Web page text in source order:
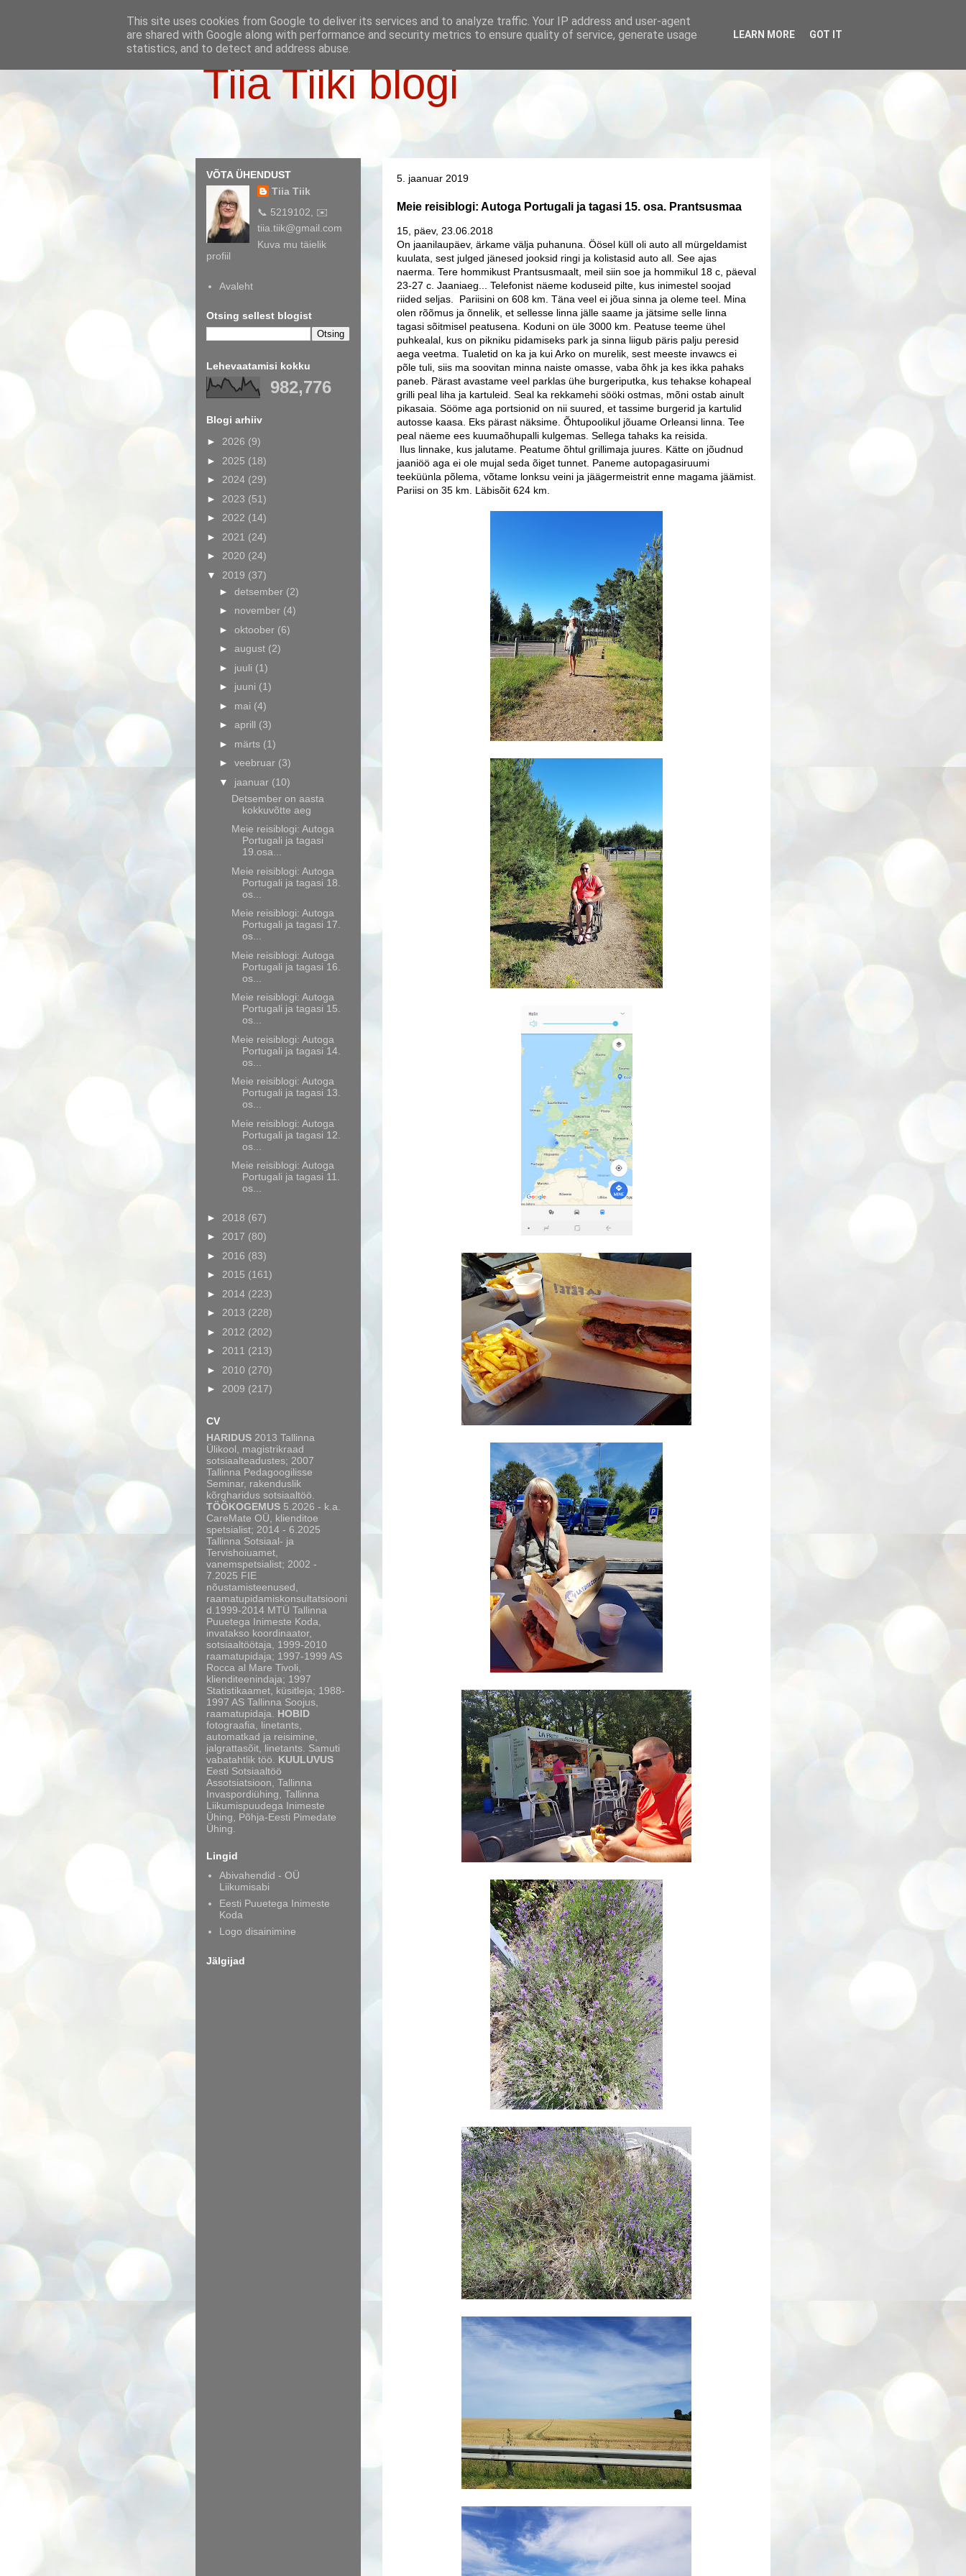
Tiia Tiiki blogi
5. jaanuar 2019
Meie reisiblogi: Autoga Portugali ja tagasi 15. osa. Prantsusmaa
15, päev, 23.06.2018
On jaanilaupäev, ärkame välja puhanuna. Öösel küll oli auto all mürgeldamist
kuulata, sest julged jänesed jooksid ringi ja kolistasid auto all. See ajas
naerma. Tere hommikust Prantsusmaalt, meil siin soe ja hommikul 18 c, päeval
23-27 c. Jaaniaeg... Telefonist näeme koduseid pilte, kus inimestel soojad
riided seljas. Pariisini on 608 km. Täna veel ei jõua sinna ja oleme teel. Mina
olen rõõmus ja õnnelik, et sellesse linna jälle saame ja jätsime selle linna
tagasi sõitmisel peatusena. Koduni on üle 3000 km. Peatuse teeme ühel
puhkealal, kus on pikniku pidamiseks park ja sinna liigub päris palju peresid
aega veetma. Tualetid on ka ja kui Arko on murelik, sest meeste invawcs ei
põle tuli, siis ma soovitan minna naiste omasse, vaba õhk ja kes ikka pahaks
paneb. Pärast avastame veel parklas ühe burgeriputka, kus tehakse kohapeal
grilli peal liha ja kartuleid. Seal ka rekkamehi sööki ostmas, mõni ostab ainult
pikasaia. Sööme aga portsionid on nii suured, et tassime burgerid ja kartulid
autosse kaasa. Eks pärast näksime. Õhtupoolikul jõuame Orleansi linna. Tee
peal näeme ees kuumaõhupalli kulgemas. Sellega tahaks ka reisida.
Ilus linnake, kus jalutame. Peatume õhtul grillimaja juures. Kätte on jõudnud
jaaniöö aga ei ole mujal seda õiget tunnet. Paneme autopagasiruumi
teeküünla põlema, võtame lonksu veini ja jäägermeistrit enne magama jäämist.
Pariisi on 35 km. Läbisõit 624 km.
VÕTA ÜHENDUST
Tiia Tiik
📞 5219102, ✉️
tiia.tiik@gmail.com
Kuva mu täielik
profiil
Avaleht
Otsing sellest blogist
Lehevaatamisi kokku
982,776
Blogi arhiiv
► 2026 (9)
► 2025 (18)
► 2024 (29)
► 2023 (51)
► 2022 (14)
► 2021 (24)
► 2020 (24)
▼ 2019 (37)
► detsember (2)
► november (4)
► oktoober (6)
► august (2)
► juuli (1)
► juuni (1)
► mai (4)
► aprill (3)
► märts (1)
► veebruar (3)
▼ jaanuar (10)
Detsember on aasta
kokkuvõtte aeg
Meie reisiblogi: Autoga
Portugali ja tagasi
19.osa...
Meie reisiblogi: Autoga
Portugali ja tagasi 18.
os...
Meie reisiblogi: Autoga
Portugali ja tagasi 17.
os...
Meie reisiblogi: Autoga
Portugali ja tagasi 16.
os...
Meie reisiblogi: Autoga
Portugali ja tagasi 15.
os...
Meie reisiblogi: Autoga
Portugali ja tagasi 14.
os...
Meie reisiblogi: Autoga
Portugali ja tagasi 13.
os...
Meie reisiblogi: Autoga
Portugali ja tagasi 12.
os...
Meie reisiblogi: Autoga
Portugali ja tagasi 11.
os...
► 2018 (67)
► 2017 (80)
► 2016 (83)
► 2015 (161)
► 2014 (223)
► 2013 (228)
► 2012 (202)
► 2011 (213)
► 2010 (270)
► 2009 (217)
CV
HARIDUS 2013 Tallinna
Ülikool, magistrikraad
sotsiaalteadustes; 2007
Tallinna Pedagoogilisse
Seminar, rakenduslik
kõrgharidus sotsiaaltöö.
TÖÖKOGEMUS 5.2026 - k.a.
CareMate OÜ, klienditoe
spetsialist; 2014 - 6.2025
Tallinna Sotsiaal- ja
Tervishoiuamet,
vanemspetsialist; 2002 -
7.2025 FIE
nõustamisteenused,
raamatupidamiskonsultatsiooni
d.1999-2014 MTÜ Tallinna
Puuetega Inimeste Koda,
invatakso koordinaator,
sotsiaaltöötaja, 1999-2010
raamatupidaja; 1997-1999 AS
Rocca al Mare Tivoli,
klienditeenindaja; 1997
Statistikaamet, küsitleja; 1988-
1997 AS Tallinna Soojus,
raamatupidaja. HOBID
fotograafia, linetants,
automatkad ja reisimine,
jalgrattasõit, linetants. Samuti
vabatahtlik töö. KUULUVUS
Eesti Sotsiaaltöö
Assotsiatsioon, Tallinna
Invaspordiühing, Tallinna
Liikumispuudega Inimeste
Ühing, Põhja-Eesti Pimedate
Ühing.
Lingid
Abivahendid - OÜ
Liikumisabi
Eesti Puuetega Inimeste
Koda
Logo disainimine
Jälgijad
This site uses cookies from Google to deliver its services and to analyze traffic. Your IP address and user-agent
are shared with Google along with performance and security metrics to ensure quality of service, generate usage
statistics, and to detect and address abuse.
LEARN MORE GOT IT